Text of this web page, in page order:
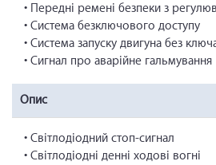
• Передні ремені безпеки з
• Система безключового доступу
• Система запуску двигуна без
• Сигнал про аварійне гальмування
Опис
• Світлодіодний стоп-сигнал
• Світлодіодні денні ходові вогні